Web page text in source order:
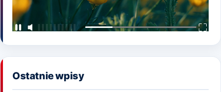
Ostatnie wpisy